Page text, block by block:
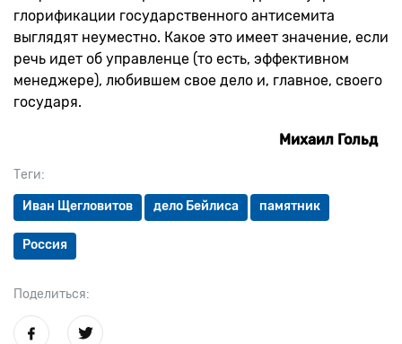
Теги:
Иван Щегловитов дело Бейлиса памятник
Россия
Поделиться:
глорификации государственного антисемита
выглядят неуместно. Какое это имеет значение, если
речь идет об управленце (то есть, эффективном
менеджере), любившем свое дело и, главное, своего
государя.
Михаил Гольд